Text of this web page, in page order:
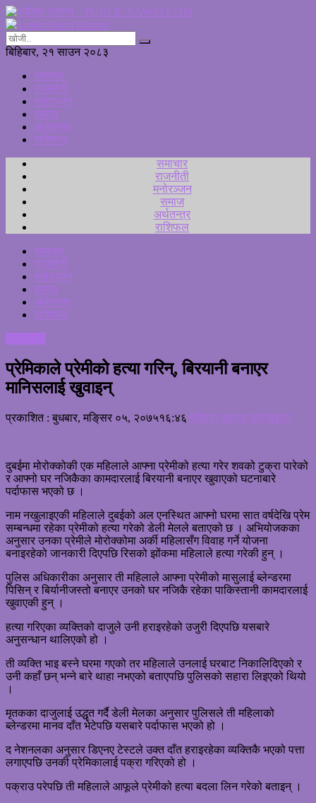
बिहिबार, २१ साउन २०८३
समाचार
राजनीती
मनोरञ्जन
समाज
अर्थतन्त्र
राशिफल
समाचार
राजनीती
मनोरञ्जन
समाज
अर्थतन्त्र
राशिफल
समाचार
राजनीती
मनोरञ्जन
समाज
अर्थतन्त्र
राशिफल
प्रेमिकाले प्रेमीको हत्या गरिन्, बिरयानी बनाएर
मानिसलाई खुवाइन्
प्रकाशित : बुधबार, मङि्सर ०५, २०७५१६:४६ पब्लिक आवाज /संवाददाता
दुबईमा मोरोक्कोकी एक महिलाले आफ्ना प्रेमीको हत्या गरेर शवको टुक्रा पारेको
र आफ्नो घर नजिकैका कामदारलाई बिरयानी बनाएर खुवाएको घटनाबारे
पर्दाफास भएको छ ।
नाम नखुलाइएकी महिलाले दुबईको अल एनस्थित आफ्नो घरमा सात वर्षदेखि प्रेम
सम्बन्धमा रहेका प्रेमीको हत्या गरेको डेली मेलले बताएको छ । अभियोजकका
अनुसार उनका प्रेमीले मोरोक्कोमा अर्की महिलासँग विवाह गर्ने योजना
बनाइरहेको जानकारी दिएपछि रिसको झोंकमा महिलाले हत्या गरेकी हुन् ।
पुलिस अधिकारीका अनुसार ती महिलाले आफ्ना प्रेमीको मासुलाई ब्लेन्डरमा
पिसिन् र बिर्यानीजस्तो बनाएर उनको घर नजिकै रहेका पाकिस्तानी कामदारलाई
खुवाएकी हुन् ।
हत्या गरिएका व्यक्तिको दाजुले उनी हराइरहेको उजुरी दिएपछि यसबारे
अनुसन्धान थालिएको हो ।
ती व्यक्ति भाइ बस्ने घरमा गएको तर महिलाले उनलाई घरबाट निकालिदिएको र
उनी कहाँ छन् भन्ने बारे थाहा नभएको बताएपछि पुलिसको सहारा लिइएको थियो
।
मृतकका दाजुलाई उद्धृत गर्दै डेली मेलका अनुसार पुलिसले ती महिलाको
ब्लेन्डरमा मानव दाँत भेटेपछि यसबारे पर्दाफास भएको हो ।
द नेशनलका अनुसार डिएनए टेस्टले उक्त दाँत हराइरहेका व्यक्तिकै भएको पत्ता
लगाएपछि उनकी प्रेमिकालाई पक्रा गरिएको हो ।
पक्राउ परेपछि ती महिलाले आफूले प्रेमीको हत्या बदला लिन गरेको बताइन् ।